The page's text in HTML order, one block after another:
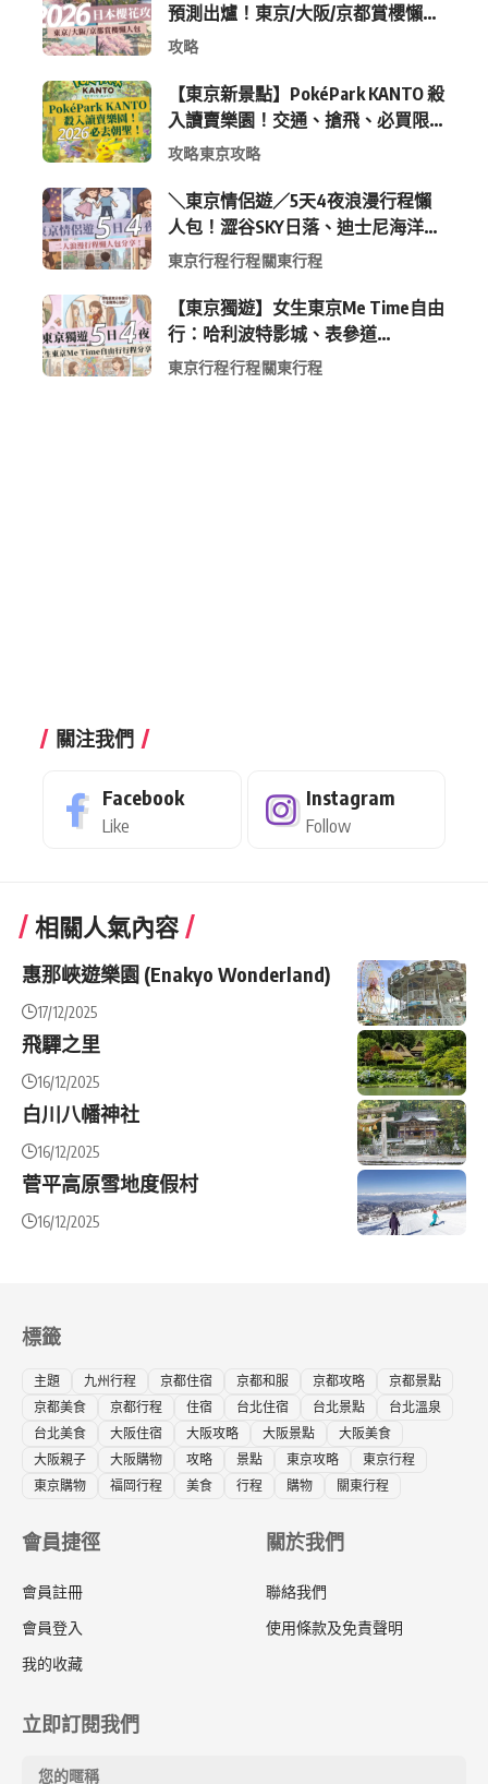
預測出爐！東京/大阪/京都賞櫻懶人
包 (附最新時間表)
攻略
【東京新景點】PokéPark KANTO 殺
入讀賣樂園！交通、搶飛、必買限
定周邊全攻略
攻略東京攻略
＼東京情侶遊／5天4夜浪漫行程懶
人包！澀谷SKY日落、迪士尼海洋、
中目黑高質感咖啡廳全收錄
東京行程行程關東行程
【東京獨遊】女生東京Me Time自由
行：哈利波特影城、表參道
Shopping 與下北澤尋寶5日4夜慢活
東京行程行程關東行程
關注我們
Facebook
Like
Instagram
Follow
相關人氣內容
惠那峽遊樂園 (Enakyo Wonderland)
17/12/2025
飛驒之里
16/12/2025
白川八幡神社
16/12/2025
菅平高原雪地度假村
16/12/2025
標籤
主題 九州行程 京都住宿 京都和服 京都攻略
京都景點
京都美食
京都行程 住宿 台北住宿 台北景點
台北溫泉
台北美食
大阪住宿 大阪攻略 大阪景點
大阪美食
大阪親子
大阪購物 攻略 景點 東京攻略
東京行程
東京購物
福岡行程 美食 行程 購物 關東行程
會員捷徑
會員註冊
會員登入
我的收藏
關於我們
聯絡我們
使用條款及免責聲明
立即訂閱我們